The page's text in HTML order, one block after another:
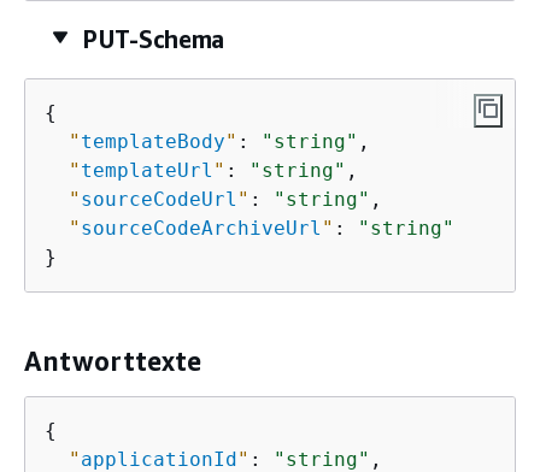
PUT-Schema
{
" templateBody" : "string" ,
" templateUrl " : "string" ,
" sourceCodeUrl " : "string" ,
" sourceCodeArchiveUrl " :
"string"
}
Antworttexte
{
" applicationId" : "string" ,